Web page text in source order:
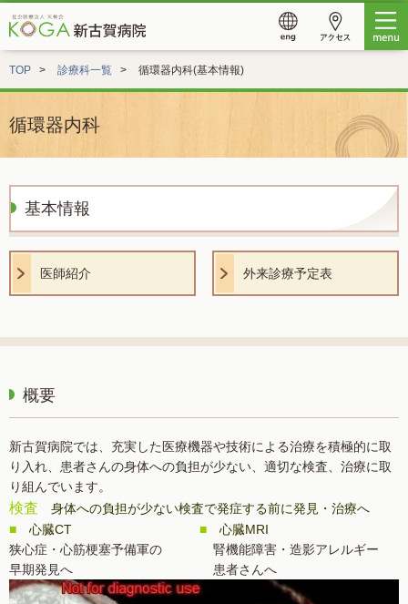
TOP 診療科一覧 循環器内科(基本情報)
循環器内科
基本情報
医師紹介 外来診療予定表
概要
新古賀病院では、充実した医療機器や技術による治療を積極的に取
り入れ、患者さんの身体への負担が少ない、適切な検査、治療に取
り組んでいます。
検査
身体への負担が少ない検査で発症する前に発見・治療へ
■
心臓CT ■
心臓MRI
狭心症・心筋梗塞予備軍の 腎機能障害・造影アレルギー
早期発見へ 患者さんへ